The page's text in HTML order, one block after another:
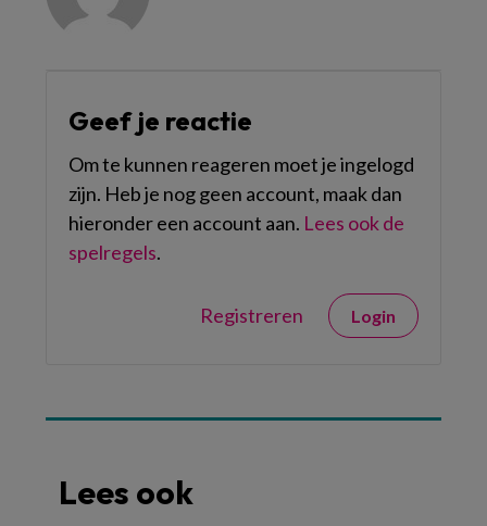
Geef je reactie
Om te kunnen reageren moet je ingelogd
zijn. Heb je nog geen account, maak dan
hieronder een account aan. Lees ook de
spelregels.
Registreren Login
Lees ook